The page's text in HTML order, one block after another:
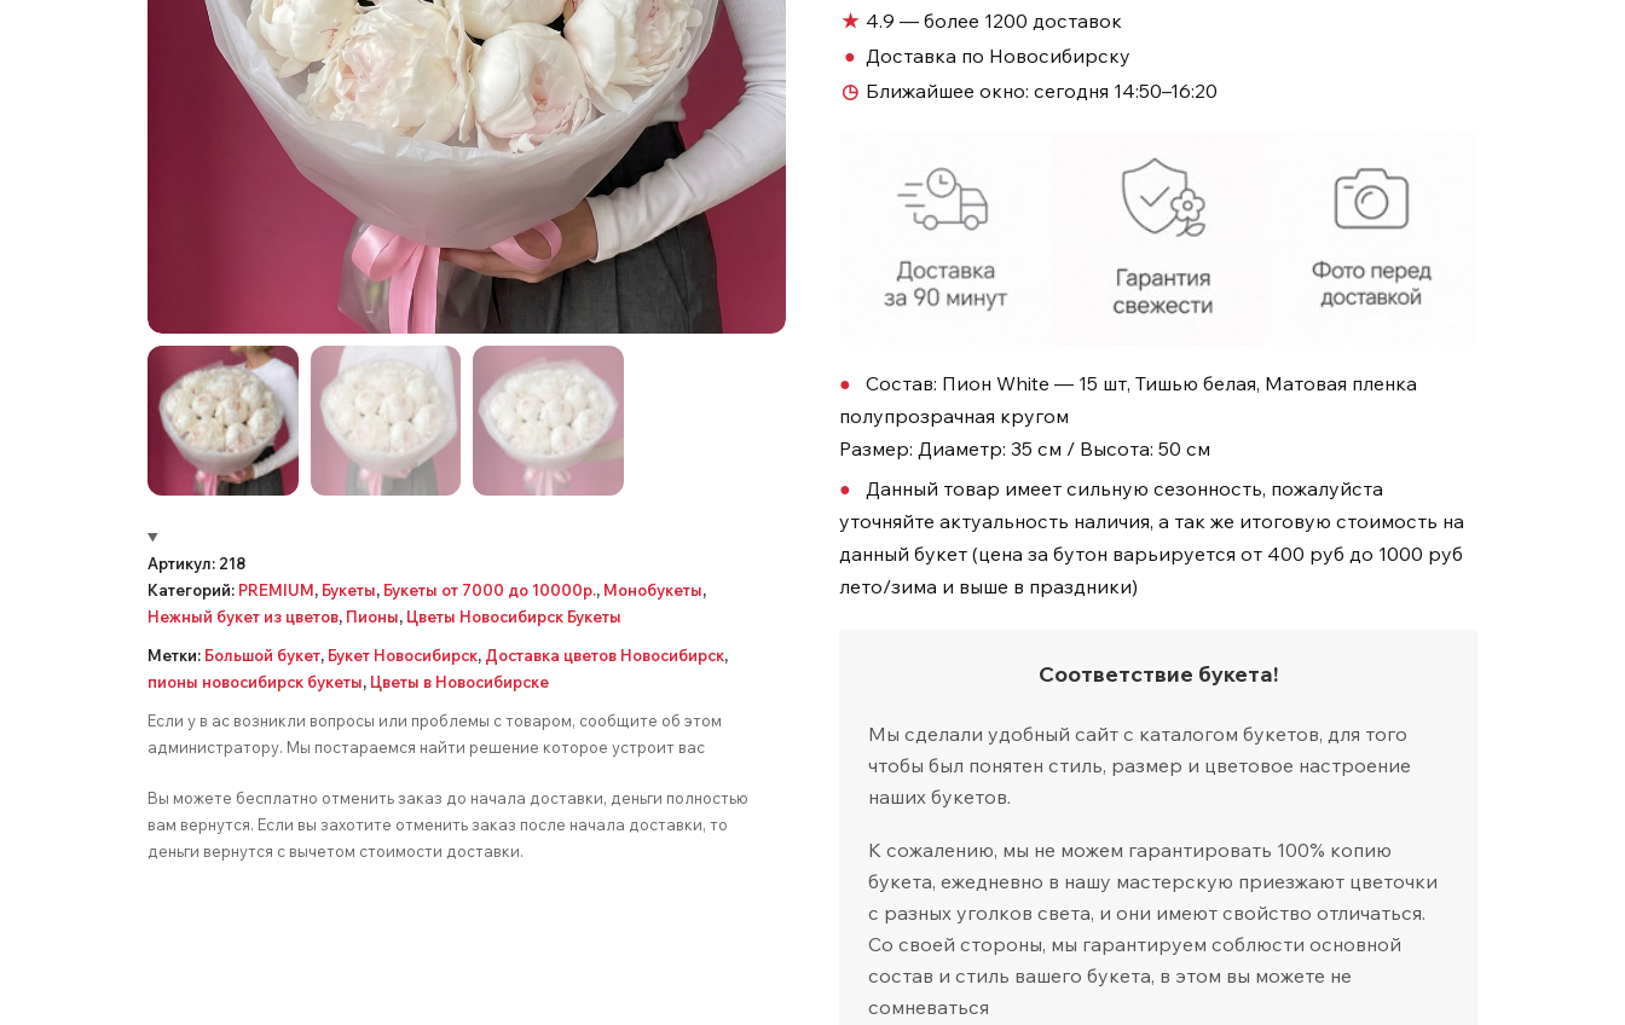
Артикул: 218
Категорий: PREMIUM, Букеты, Букеты от 7000 до 10000р., Монобукеты,
Нежный букет из цветов, Пионы, Цветы Новосибирск Букеты
Метки: Большой букет, Букет Новосибирск, Доставка цветов Новосибирск,
пионы новосибирск букеты, Цветы в Новосибирске
Если у в ас возникли вопросы или проблемы с товаром, сообщите об этом
администратору. Мы постараемся найти решение которое устроит вас
Вы можете бесплатно отменить заказ до начала доставки, деньги полностью
вам вернутся. Если вы захотите отменить заказ после начала доставки, то
деньги вернутся с вычетом стоимости доставки.
★ 4.9 — более 1200 доставок
● Доставка по Новосибирску
◷ Ближайшее окно: сегодня 14:50–16:20
Состав: Пион White — 15 шт, Тишью белая, Матовая пленка
полупрозрачная кругом
Размер: Диаметр: 35 см / Высота: 50 см
Данный товар имеет сильную сезонность, пожалуйста
уточняйте актуальность наличия, а так же итоговую стоимость на
данный букет (цена за бутон варьируется от 400 руб до 1000 руб
лето/зима и выше в праздники)
Соответствие букета!
Мы сделали удобный сайт с каталогом букетов, для того
чтобы был понятен стиль, размер и цветовое настроение
наших букетов.
К сожалению, мы не можем гарантировать 100% копию
букета, ежедневно в нашу мастерскую приезжают цветочки
с разных уголков света, и они имеют свойство отличаться.
Со своей стороны, мы гарантируем соблюсти основной
состав и стиль вашего букета, в этом вы можете не
сомневаться